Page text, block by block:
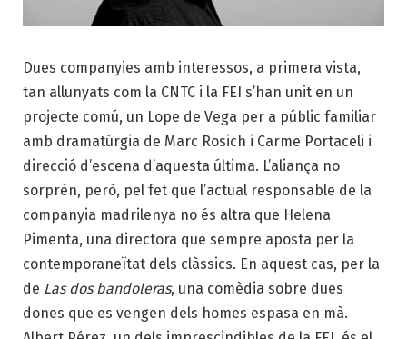
Dues companyies amb interessos, a primera vista,
tan allunyats com la CNTC i la FEI s’han unit en un
projecte comú, un Lope de Vega per a públic familiar
amb dramatúrgia de Marc Rosich i Carme Portaceli i
direcció d’escena d’aquesta última. L’aliança no
sorprèn, però, pel fet que l’actual responsable de la
companyia madrilenya no és altra que Helena
Pimenta, una directora que sempre aposta per la
contemporaneïtat dels clàssics. En aquest cas, per la
de Las dos bandoleras, una comèdia sobre dues
dones que es vengen dels homes espasa en mà.